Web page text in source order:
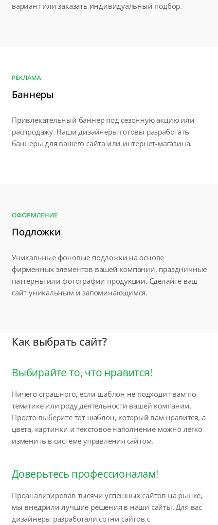
вариант или заказать индивидуальный подбор.
РЕКЛАМА
Баннеры
Привлекательный баннер под сезонную акцию или
распродажу. Наши дизайнеры готовы разработать
баннеры для вашего сайта или интернет-магазина.
ОФОРМЛЕНИЕ
Подложки
Уникальные фоновые подложки на основе
фирменных элементов вашей компании, праздничные
паттерны или фотографии продукции. Сделайте ваш
сайт уникальным и запоминающимся.
Как выбрать сайт?
Выбирайте то, что нравится!
Ничего страшного, если шаблон не подходит вам по
тематике или роду деятельности вашей компании.
Просто выберите тот шаблон, который вам нравится, а
цвета, картинки и текстовое наполнение можно легко
изменить в системе управления сайтом.
Доверьтесь профессионалам!
Проанализировав тысячи успешных сайтов на рынке,
мы внедрили лучшие решения в наши сайты. Для вас
дизайнеры разработали сотни сайтов с